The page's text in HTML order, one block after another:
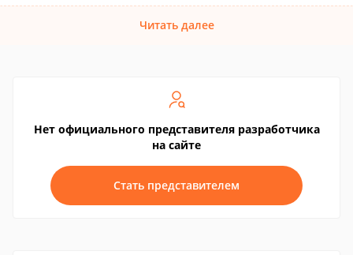
Читать далее
Нет официального представителя разработчика
на сайте
Стать представителем